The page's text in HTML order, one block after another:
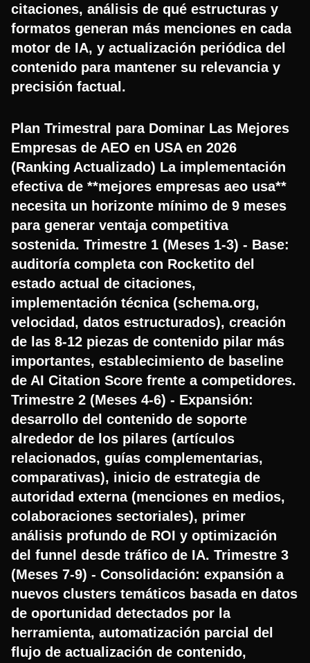
citaciones, análisis de qué estructuras y
formatos generan más menciones en cada
motor de IA, y actualización periódica del
contenido para mantener su relevancia y
precisión factual.
Plan Trimestral para Dominar Las Mejores
Empresas de AEO en USA en 2026
(Ranking Actualizado) La implementación
efectiva de **mejores empresas aeo usa**
necesita un horizonte mínimo de 9 meses
para generar ventaja competitiva
sostenida. Trimestre 1 (Meses 1-3) - Base:
auditoría completa con Rocketito del
estado actual de citaciones,
implementación técnica (schema.org,
velocidad, datos estructurados), creación
de las 8-12 piezas de contenido pilar más
importantes, establecimiento de baseline
de AI Citation Score frente a competidores.
Trimestre 2 (Meses 4-6) - Expansión:
desarrollo del contenido de soporte
alrededor de los pilares (artículos
relacionados, guías complementarias,
comparativas), inicio de estrategia de
autoridad externa (menciones en medios,
colaboraciones sectoriales), primer
análisis profundo de ROI y optimización
del funnel desde tráfico de IA. Trimestre 3
(Meses 7-9) - Consolidación: expansión a
nuevos clusters temáticos basada en datos
de oportunidad detectados por la
herramienta, automatización parcial del
flujo de actualización de contenido,